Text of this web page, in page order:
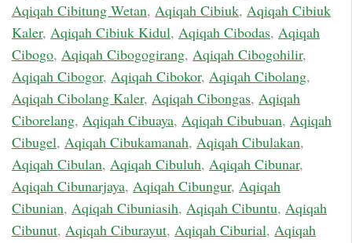
Aqiqah Cibitung Wetan, Aqiqah Cibiuk, Aqiqah Cibiuk
Kaler, Aqiqah Cibiuk Kidul, Aqiqah Cibodas, Aqiqah
Cibogo, Aqiqah Cibogogirang, Aqiqah Cibogohilir,
Aqiqah Cibogor, Aqiqah Cibokor, Aqiqah Cibolang,
Aqiqah Cibolang Kaler, Aqiqah Cibongas, Aqiqah
Ciborelang, Aqiqah Cibuaya, Aqiqah Cibubuan, Aqiqah
Cibugel, Aqiqah Cibukamanah, Aqiqah Cibulakan,
Aqiqah Cibulan, Aqiqah Cibuluh, Aqiqah Cibunar,
Aqiqah Cibunarjaya, Aqiqah Cibungur, Aqiqah
Cibunian, Aqiqah Cibuniasih, Aqiqah Cibuntu, Aqiqah
Cibunut, Aqiqah Ciburayut, Aqiqah Ciburial, Aqiqah